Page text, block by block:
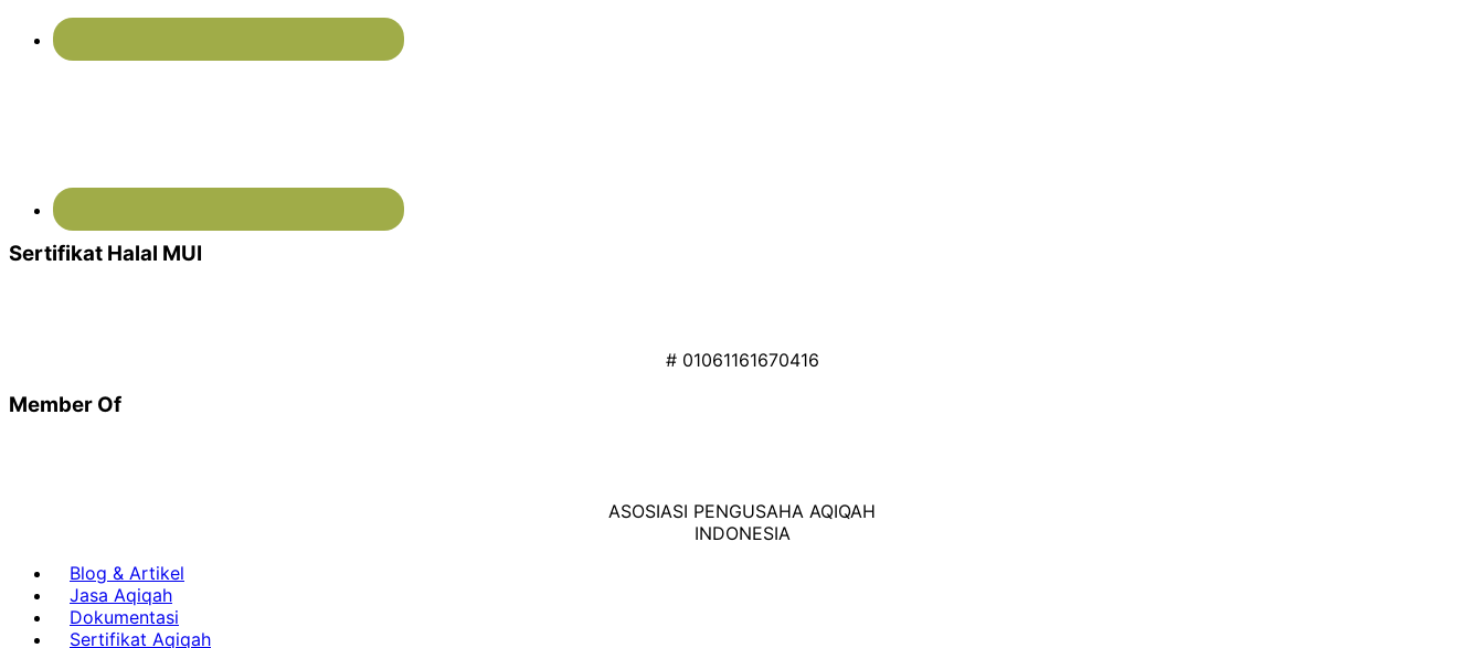
Sertifikat Halal MUI
# 01061161670416
Member Of
ASOSIASI PENGUSAHA AQIQAH
INDONESIA
Blog & Artikel
Jasa Aqiqah
Dokumentasi
Sertifikat Aqiqah